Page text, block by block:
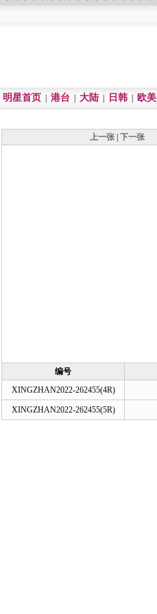
明星首页 港台 大陆 日韩 欧美
上一张 下一张
编号
XINGZHAN2022-262455(4R)
XINGZHAN2022-262455(5R)